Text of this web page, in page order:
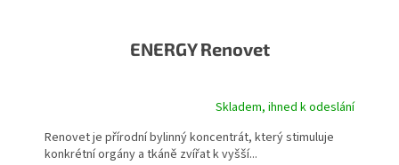
ENERGY Renovet
Skladem, ihned k odeslání
Renovet je přírodní bylinný koncentrát, který stimuluje
konkrétní orgány a tkáně zvířat k vyšší...